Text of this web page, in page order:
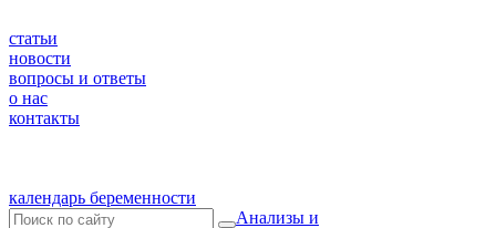
статьи
новости
вопросы и ответы
о нас
контакты
календарь беременности
Анализы и